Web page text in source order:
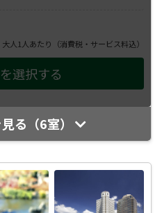
大人1人あたり （消費税・サービス料込）
る（6室）